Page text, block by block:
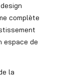
complète
espace de
la